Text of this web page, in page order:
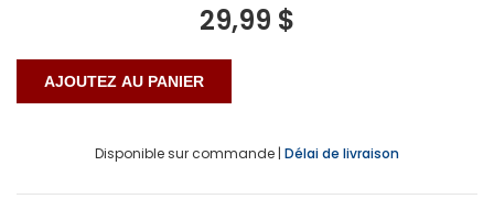
29,99 $
Disponible sur commande | Délai de livraison